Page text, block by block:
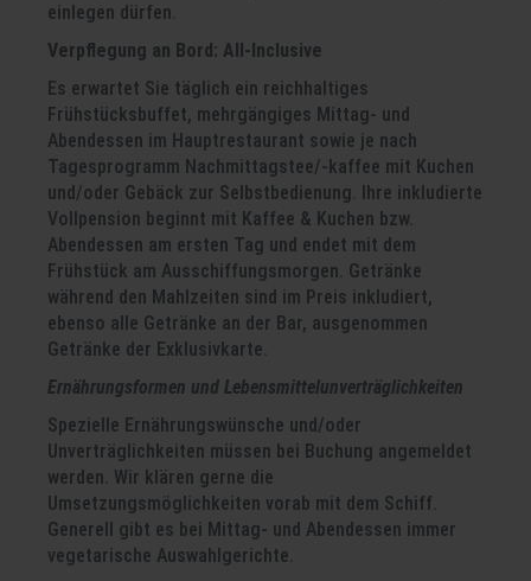
einlegen dürfen.
Verpflegung an Bord: All-Inclusive
Es erwartet Sie täglich ein reichhaltiges
Frühstücksbuffet, mehrgängiges Mittag- und
Abendessen im Hauptrestaurant sowie je nach
Tagesprogramm Nachmittagstee/-kaffee mit Kuchen
und/oder Gebäck zur Selbstbedienung. Ihre inkludierte
Vollpension beginnt mit Kaffee & Kuchen bzw.
Abendessen am ersten Tag und endet mit dem
Frühstück am Ausschiffungsmorgen. Getränke
während den Mahlzeiten sind im Preis inkludiert,
ebenso alle Getränke an der Bar, ausgenommen
Getränke der Exklusivkarte.
Ernährungsformen und Lebensmittelunverträglichkeiten
Spezielle Ernährungswünsche und/oder
Unverträglichkeiten müssen bei Buchung angemeldet
werden. Wir klären gerne die
Umsetzungsmöglichkeiten vorab mit dem Schiff.
Generell gibt es bei Mittag- und Abendessen immer
vegetarische Auswahlgerichte.